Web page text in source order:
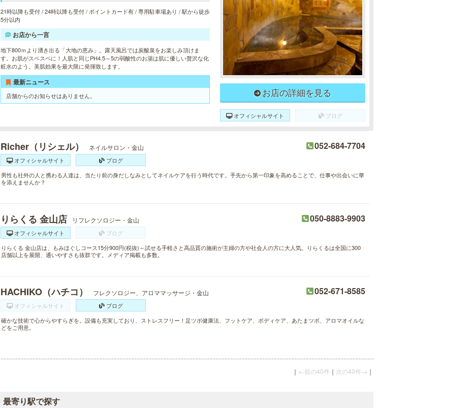
21時以降も受付 / 24時以降も受付 / ポイントカード有 / 専用駐車場あり / 駅から徒歩
5分以内
お店から一言
地下800ｍより湧き出る「大地の恵み」。露天風呂では炭酸泉をお楽しみ頂けま
す。お肌がスベスベに！人肌と同じPH4.5～5の弱酸性のお湯は肌に優しい贅沢な化
粧水のよう。美肌効果を最大限に発揮致します。
最新ニュース
店舗からのお知らせはありません。 お店の詳細を見る
オフィシャルサイト ブログ
Richer（リシェル） ネイルサロン・金山 052-684-7704
オフィシャルサイト
ブログ
男性も社外の人と携わる人達は、当たり前の身だしなみとしてネイルケアを行う時代です。手先から第一印象を高めることで、仕事や出会いに華
を添えませんか？
りらくる 金山店 リフレクソロジー・金山 050-8883-9903
オフィシャルサイト
ブログ
りらくる 金山店は、もみほぐしコース15分900円(税抜)～試せる手軽さと高品質の施術が主婦の方や社会人の方に大人気。りらくるは全国に300
店舗以上を展開、通いやすさも抜群です。メディア掲載も多数。
HACHIKO（ハチコ） フレクソロジー、アロママッサージ・金山 052-671-8585
オフィシャルサイト
ブログ
確かな技術で心からやすらぎを。設備も充実しており、ストレスフリー！足ツボ健康法、フットケア、ボディケア、あたまツボ、アロマオイルな
どをご用意。
｜ ←前の40件 ｜ 次の40件→ ｜
最寄り駅で探す